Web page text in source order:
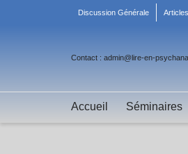
Discussion Générale Articles
Contact : admin@lire-en-
Accueil Séminaires